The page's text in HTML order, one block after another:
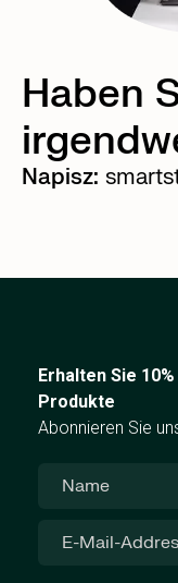
Haben
Napisz:
Erhalten Sie
Produkte
Abonnieren Sie